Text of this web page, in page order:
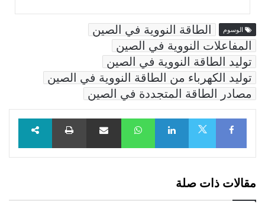
الوسوم
الطاقة النووية في الصين
المفاعلات النووية في الصين
توليد الطاقة النووية في الصين
توليد الكهرباء من الطاقة النووية في الصين
مصادر الطاقة المتجددة في الصين
Facebook
LinkedIn
WhatsAppمشاركة عبر البريد طباعة
مقالات ذات صلة